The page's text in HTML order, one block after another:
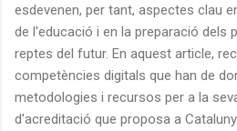
esdevenen, per tant, aspectes clau
de l'educació i en la preparació dels
reptes del futur. En aquest article,
competències digitals que han de
metodologies i recursos per a la
d'acreditació que proposa a